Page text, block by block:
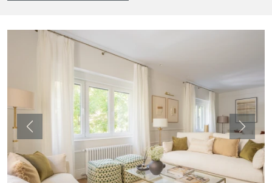
Anterior